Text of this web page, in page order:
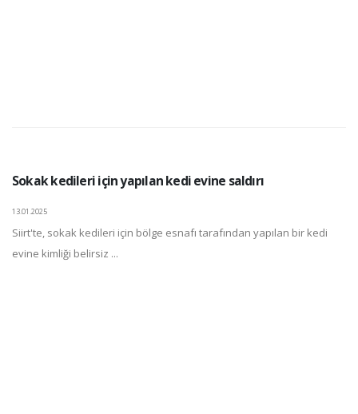
Sokak kedileri için yapılan kedi evine saldırı
13.01.2025
Siirt'te, sokak kedileri için bölge esnafı tarafından yapılan bir kedi
evine kimliği belirsiz ...